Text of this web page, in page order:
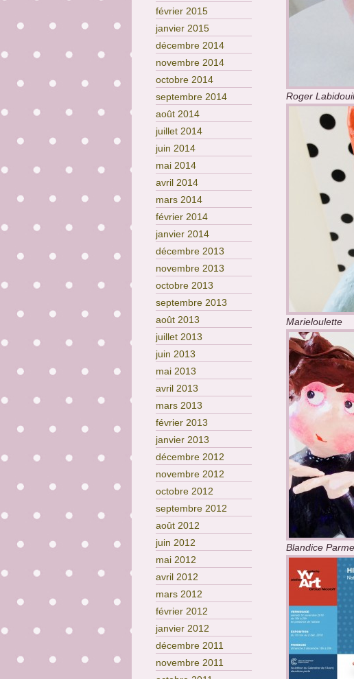
février 2015
janvier 2015
décembre 2014
novembre 2014
octobre 2014
septembre 2014
août 2014
juillet 2014
juin 2014
mai 2014
avril 2014
mars 2014
février 2014
janvier 2014
décembre 2013
novembre 2013
octobre 2013
septembre 2013
août 2013
juillet 2013
juin 2013
mai 2013
avril 2013
mars 2013
février 2013
janvier 2013
décembre 2012
novembre 2012
octobre 2012
septembre 2012
août 2012
juin 2012
mai 2012
avril 2012
mars 2012
février 2012
janvier 2012
décembre 2011
novembre 2011
Roger
Marieloulette
Blandice